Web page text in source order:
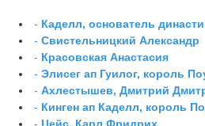
- Каделл, основатель
-Свистельницкий Александр
- Красовская Анастасия
-Элисег ап Гуилог, король
-Ахлестышев, Дмитрий
- Кинген ап Каделл, король
- Цейс, Карл Фридрих